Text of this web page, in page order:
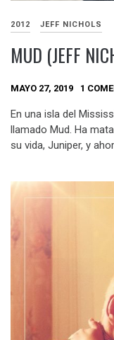
2012 JEFF NICHOLS
MUD (JEFF
MAYO 27, 2019 1
En una isla del
llamado Mud. Ha
su vida, Juniper, y